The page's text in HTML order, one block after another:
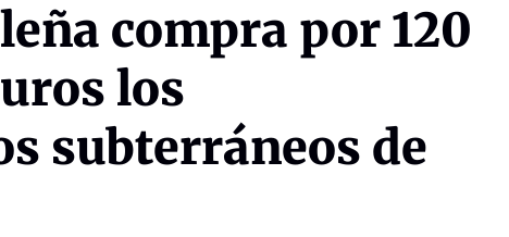
compra por 120
los
subterráneos de